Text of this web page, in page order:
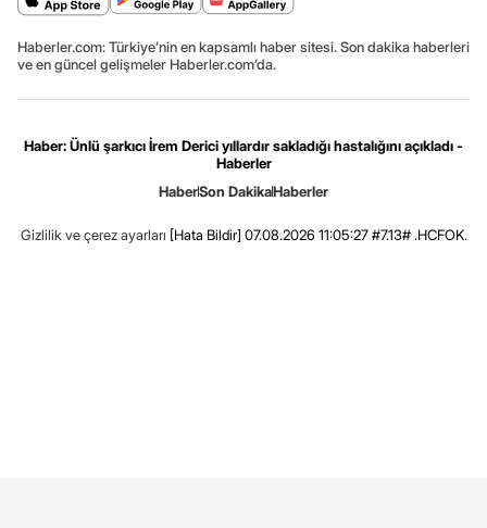
Haberler.com: Türkiye’nin en kapsamlı haber sitesi. Son dakika haberleri
ve en güncel gelişmeler Haberler.com’da.
Haber: Ünlü şarkıcı İrem Derici yıllardır sakladığı hastalığını açıkladı -
Haberler
HaberSon DakikaHaberler
Gizlilik ve çerez ayarları [Hata Bildir] 07.08.2026 11:05:27 #7.13# .HCFOK.